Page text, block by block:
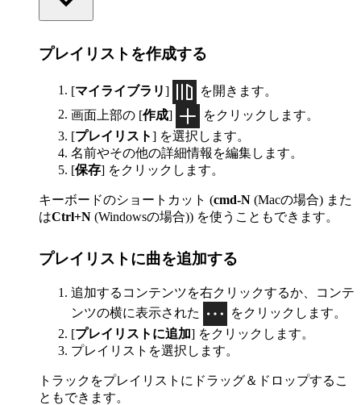
プレイリストを作成する
[マイライブラリ]
を開きます。
画面上部の [作成]
をクリックします。
[プレイリスト] を選択します。
名前やその他の詳細情報を編集します。
[保存] をクリックします。
キーボードのショートカット (cmd-N (Macの場合) また
はCtrl+N (Windowsの場合)) を使うこともできます。
プレイリストに曲を追加する
追加するコンテンツを右クリックするか、コンテ
ンツの横に表示された
をクリックします。
[プレイリストに追加] をクリックします。
プレイリストを選択します。
トラックをプレイリストにドラッグ＆ドロップするこ
ともできます。